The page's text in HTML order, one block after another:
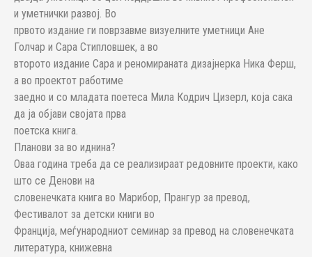
и уметнички развој. Во
првото издание ги поврзавме визуелните уметници Ане
Голчар и Сара Стипловшек, а во
второто издание Сара и реномираната дизајнерка Ника Ферш,
а во проектот работиме
заедно и со младата поетеса Мила Кодрич Цизерл, која сака
да ја објави својата прва
поетска книга.
Планови за во иднина?
Оваа година треба да се реализираат редовните проекти, како
што се Денови на
словенечката книга во Марибор, Прангур за превод,
Фестивалот за детски книги во
Франција, меѓународниот семинар за превод на словенечката
литература, книжевна